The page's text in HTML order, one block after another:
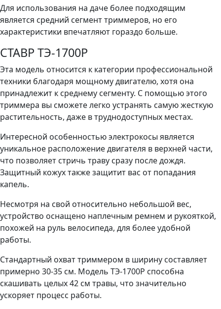
Для использования на даче более подходящим
является средний сегмент триммеров, но его
характеристики впечатляют гораздо больше.
CТАВР ТЭ-1700Р
Эта модель относится к категории профессиональной
техники благодаря мощному двигателю, хотя она
принадлежит к среднему сегменту. С помощью этого
триммера вы сможете легко устранять самую жесткую
растительность, даже в труднодоступных местах.
Интересной особенностью электрокосы является
уникальное расположение двигателя в верхней части,
что позволяет стричь траву сразу после дождя.
Защитный кожух также защитит вас от попадания
капель.
Несмотря на свой относительно небольшой вес,
устройство оснащено наплечным ремнем и рукояткой,
похожей на руль велосипеда, для более удобной
работы.
Стандартный охват триммером в ширину составляет
примерно 30-35 см. Модель ТЭ-1700Р способна
скашивать целых 42 см травы, что значительно
ускоряет процесс работы.